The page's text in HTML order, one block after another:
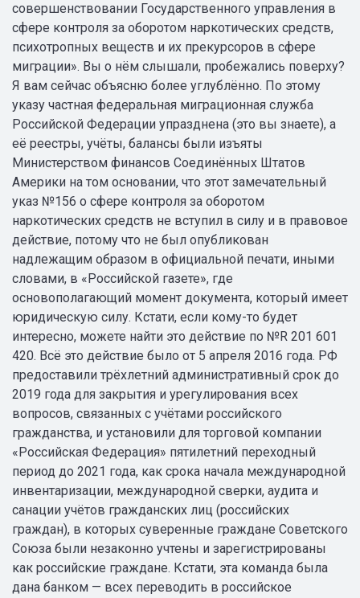
совершенствовании Государственного управления в
сфере контроля за оборотом наркотических средств,
психотропных веществ и их прекурсоров в сфере
миграции». Вы о нём слышали, пробежались поверху?
Я вам сейчас объясню более углублённо. По этому
указу частная федеральная миграционная служба
Российской Федерации упразднена (это вы знаете), а
её реестры, учёты, балансы были изъяты
Министерством финансов Соединённых Штатов
Америки на том основании, что этот замечательный
указ №156 о сфере контроля за оборотом
наркотических средств не вступил в силу и в правовое
действие, потому что не был опубликован
надлежащим образом в официальной печати, иными
словами, в «Российской газете», где
основополагающий момент документа, который имеет
юридическую силу. Кстати, если кому-то будет
интересно, можете найти это действие по №R 201 601
420. Всё это действие было от 5 апреля 2016 года. РФ
предоставили трёхлетний административный срок до
2019 года для закрытия и урегулирования всех
вопросов, связанных с учётами российского
гражданства, и установили для торговой компании
«Российская Федерация» пятилетний переходный
период до 2021 года, как срока начала международной
инвентаризации, международной сверки, аудита и
санации учётов гражданских лиц (российских
граждан), в которых суверенные граждане Советского
Союза были незаконно учтены и зарегистрированы
как российские граждане. Кстати, эта команда была
дана банком — всех переводить в российское